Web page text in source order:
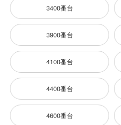
3400番台
3900番台
4100番台
4400番台
4600番台